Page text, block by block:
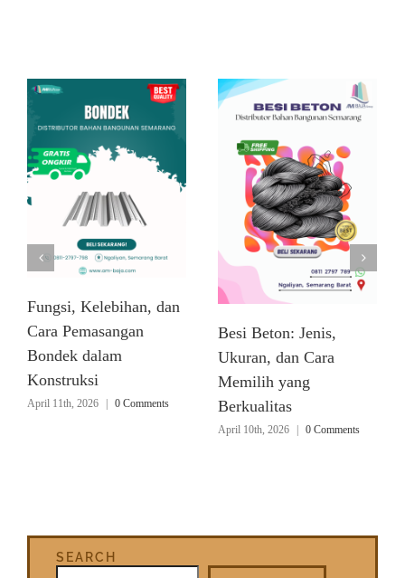
Fungsi, Kelebihan, dan
Cara Pemasangan
Bondek dalam
Konstruksi
April 11th, 2026 | 0 Comments
Besi Beton: Jenis,
Ukuran, dan Cara
Memilih yang
Berkualitas
April 10th, 2026 | 0 Comments
SEARCH